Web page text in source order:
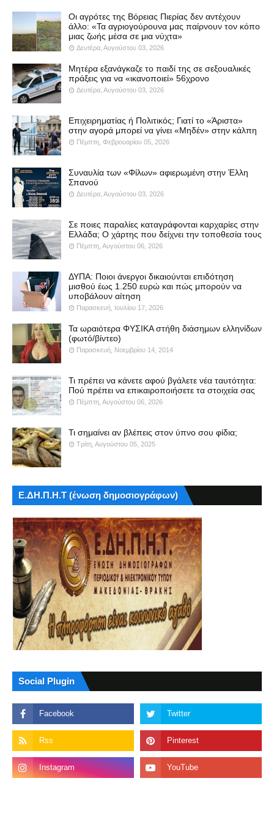
Οι αγρότες της Βόρειας Πιερίας δεν αντέχουν
άλλο: «Τα αγριογούρουνα μας παίρνουν τον κόπο
μιας ζωής μέσα σε μια νύχτα»
Δευτέρα, Αυγούστου 03, 2026
Μητέρα εξανάγκαζε το παιδί της σε σεξουαλικές
πράξεις για να «ικανοποιεί» 56χρονο
Δευτέρα, Αυγούστου 03, 2026
Επιχειρηματίας ή Πολιτικός; Γιατί το «Άριστα»
στην αγορά μπορεί να γίνει «Μηδέν» στην κάλπη
Πέμπτη, Φεβρουαρίου 05, 2026
Συναυλία των «Φίλων» αφιερωμένη στην Έλλη
Σπανού
Δευτέρα, Αυγούστου 03, 2026
Σε ποιες παραλίες καταγράφονται καρχαρίες στην
Ελλάδα; Ο χάρτης που δείχνει την τοποθεσία τους
Πέμπτη, Αυγούστου 06, 2026
ΔΥΠΑ: Ποιοι άνεργοι δικαιούνται επιδότηση
μισθού έως 1.250 ευρώ και πώς μπορούν να
υποβάλουν αίτηση
Παρασκευή, Ιουλίου 17, 2026
Τα ωραιότερα ΦΥΣΙΚΑ στήθη διάσημων ελληνίδων
(φωτό/βίντεο)
Παρασκευή, Νοεμβρίου 14, 2014
Τι πρέπει να κάνετε αφού βγάλετε νέα ταυτότητα:
Πού πρέπει να επικαιροποιήσετε τα στοιχεία σας
Πέμπτη, Αυγούστου 06, 2026
Τι σημαίνει αν βλέπεις στον ύπνο σου φίδια;
Τρίτη, Αυγούστου 05, 2025
Ε.ΔΗ.Π.Η.Τ (ένωση δημοσιογράφων)
Social Plugin